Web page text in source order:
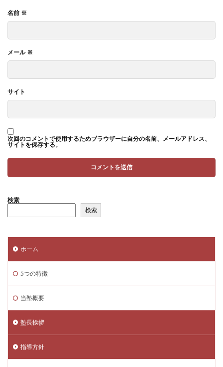
名前 ※
メール ※
サイト
次回のコメントで使用するためブラウザーに自分の名前、メールアドレス、
サイトを保存する。
検索
検索
ホーム
5つの特徴
当塾概要
塾長挨拶
指導方針